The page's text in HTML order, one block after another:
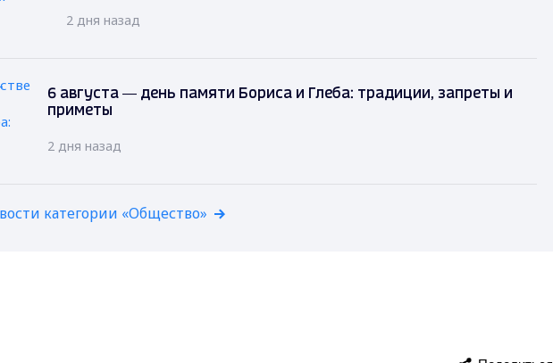
2 дня назад
6 августа — день памяти Бориса и Глеба: традиции, запреты и
приметы
2 дня назад
категории «Общество»